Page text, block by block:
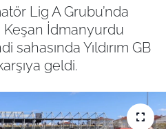
Lig A Grubu’nda
İdmanyurdu
Yıldırım GB
geldi.